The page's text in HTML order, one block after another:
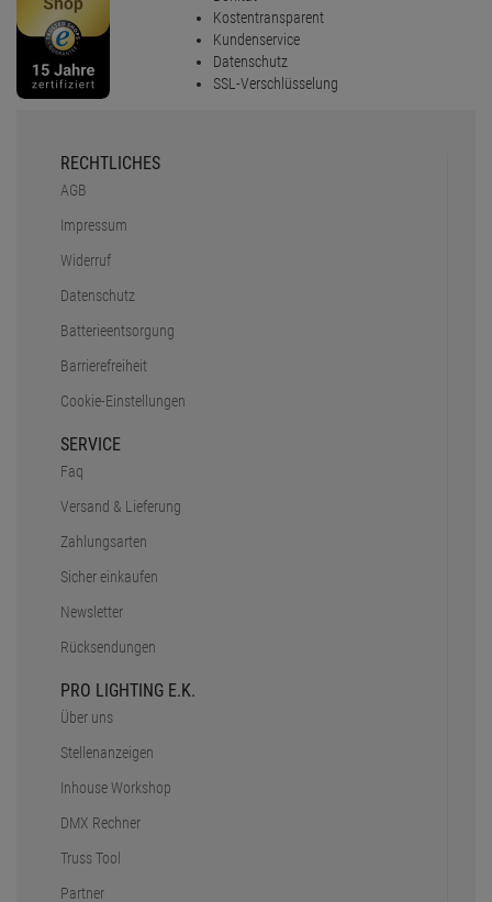
Kostentransparent
Kundenservice
Datenschutz
SSL-Verschlüsselung
RECHTLICHES
AGB
Impressum
Widerruf
Datenschutz
Batterieentsorgung
Barrierefreiheit
Cookie-Einstellungen
SERVICE
Faq
Versand & Lieferung
Zahlungsarten
Sicher einkaufen
Newsletter
Rücksendungen
PRO LIGHTING E.K.
Über uns
Stellenanzeigen
Inhouse Workshop
DMX Rechner
Truss Tool
Partner